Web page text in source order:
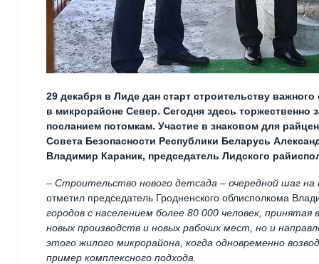
29 декабря в Лиде дан старт строительству
в микрорайоне Север. Сегодня здесь
посланием потомкам. Участие в знаковом для
Совета Безопасности Республики Беларусь
Владимир Караник, председатель Лидского
– Строительство нового детсада – очередной шаг
отметил председатель Гродненского облисполкома
городов с населением более 80 000 человек,
новых производств и новых рабочих мест, но и
этого жилого микрорайона, когда одновременно
пример комплексного подхода.